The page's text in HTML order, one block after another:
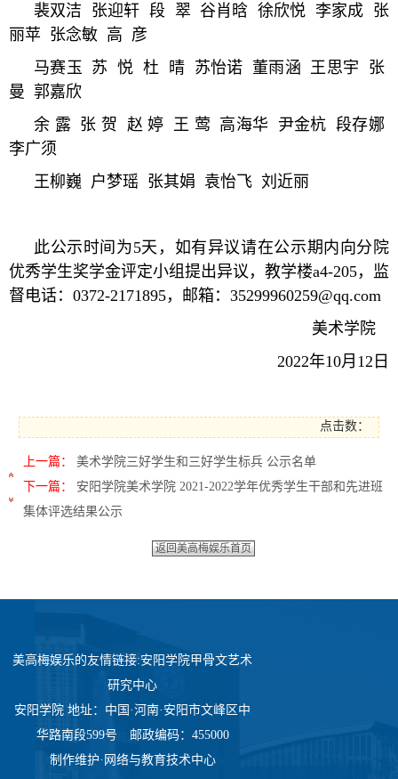
裴双洁 张迎轩 段 翠 谷肖晗 徐欣悦 李家成 张
丽苹 张念敏 高 彦
马赛玉 苏 悦 杜 晴 苏怡诺 董雨涵 王思宇 张
曼 郭嘉欣
余 露 张 贺 赵 婷 王 莺 高海华 尹金杭 段存娜
李广须
王柳巍 户梦瑶 张其娟 袁怡飞 刘近丽
此公示时间为5天，如有异议请在公示期内向分院
优秀学生奖学金评定小组提出异议，教学楼a4-205，监
督电话：0372-2171895，邮箱： 35299960259@qq.com
美术学院
2022年10月12日
点击数：
上一篇：
美术学院三好学生和三好学生标兵 公示名单
下一篇：
安阳学院美术学院 2021-2022学年优秀学生干部和先进班
集体评选结果公示
返回美高梅娱乐首页
美高梅娱乐的友情链接:安阳学院甲骨文艺术
研究中心
安阳学院 地址：中国·河南·安阳市文峰区中
华路南段599号 邮政编码：455000
制作维护·网络与教育技术中心